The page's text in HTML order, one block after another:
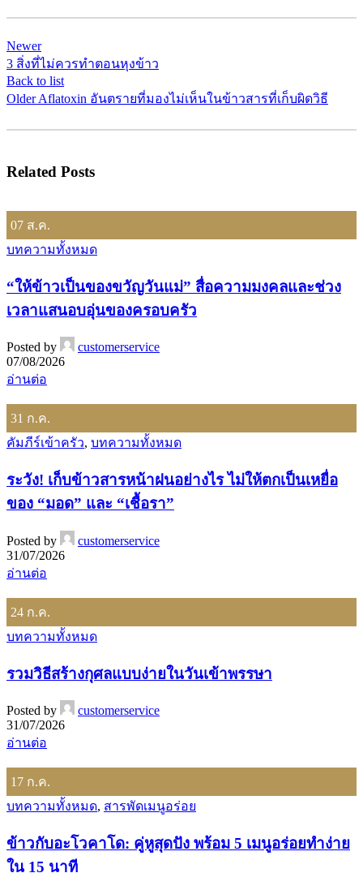
Newer
3 สิ่งที่ไม่ควรทำตอนหุงข้าว
Back to list
Older Aflatoxin อันตรายที่มองไม่เห็นในข้าวสารที่เก็บผิดวิธี
Related Posts
07 ส.ค.
บทความทั้งหมด
“ให้ข้าวเป็นของขวัญวันแม่” สื่อความมงคลและช่วง
เวลาแสนอบอุ่นของครอบครัว
Posted by
customerservice
07/08/2026
อ่านต่อ
31 ก.ค.
คัมภีร์เข้าครัว, บทความทั้งหมด
ระวัง! เก็บข้าวสารหน้าฝนอย่างไร ไม่ให้ตกเป็นเหยื่อ
ของ “มอด” และ “เชื้อรา”
Posted by
customerservice
31/07/2026
อ่านต่อ
24 ก.ค.
บทความทั้งหมด
รวมวิธีสร้างกุศลแบบง่ายในวันเข้าพรรษา
Posted by
customerservice
31/07/2026
อ่านต่อ
17 ก.ค.
บทความทั้งหมด, สารพัดเมนูอร่อย
ข้าวกับอะโวคาโด: คู่หูสุดปัง พร้อม 5 เมนูอร่อยทำง่าย
ใน 15 นาที